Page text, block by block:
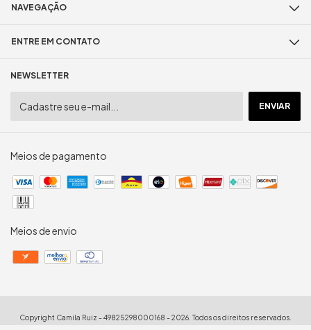
NAVEGAÇÃO
ENTRE EM CONTATO
NEWSLETTER
Meios de pagamento
Meios de envio
Copyright Camila Ruiz - 49825298000168 - 2026. Todos os direitos reservados.